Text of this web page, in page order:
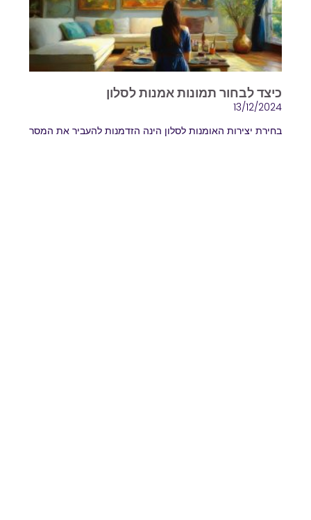
כיצד לבחור תמונות אמנות לסלון
13/12/2024
בחירת יצירות האומנות לסלון הינה הזדמנות להעביר את המסר